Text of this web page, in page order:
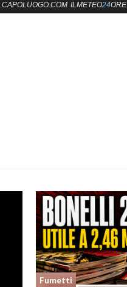
Fumetti
CAPOLUOGO.COM ILMETEO24ORE